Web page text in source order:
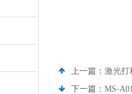
上一篇： 激光打
下一篇： MS-